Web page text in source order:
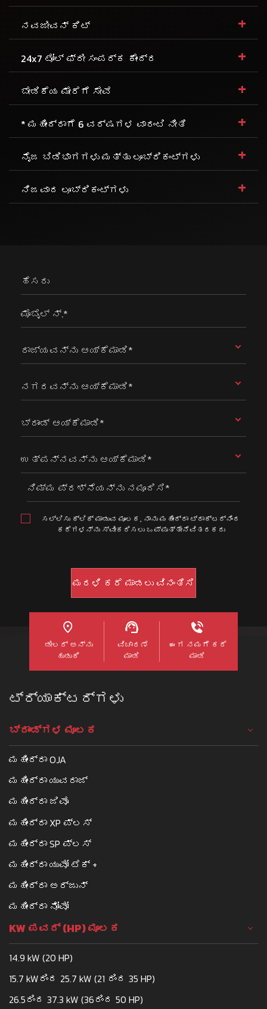
ನವಜೀವನ್ ಕಿಟ್ +
24x7 ಟೋಲ್ ಫ್ರೀ ಸಂಪರ್ಕ ಕೇಂದ್ರ +
ಬೇಡಿಕೆಯ ಮೇರೆಗೆ ಸೇವೆ +
* ಮಹೀಂದ್ರಾಗೆ 6 ವರ್ಷಗಳ ವಾರಂಟಿ ನೀತಿ +
ನೈಜ ಬಿಡಿಭಾಗಗಳು ಮತ್ತು ಲೂಬ್ರಿಕಂಟ್ಗಳು +
ನಿಜವಾದ ಲೂಬ್ರಿಕಂಟ್ಗಳು +
ಹೆಸರು
ಮೊಬೈಲ್ ನ್.*
ರಾಜ್ಯವನ್ನು ಆಯ್ಕೆಮಾಡಿ*
ನಗರವನ್ನು ಆಯ್ಕೆಮಾಡಿ*
ಬ್ರಾಂಡ್ ಆಯ್ಕೆಮಾಡಿ*
ಉತ್ಪನ್ನವನ್ನು ಆಯ್ಕೆಮಾಡಿ*
ನಿಮ್ಮ ಪ್ರಶ್ನೆಯನ್ನು ನಮೂದಿಸಿ*
ಸಲ್ಲಿಸು ಕ್ಲಿಕ್ ಮಾಡುವ ಮೂಲಕ, ನಾನು ಮಹೀಂದ್ರಾ ಟ್ರಾಕ್ಟರ್ನಿಂದ
ಕರೆಗಳನ್ನು ಸ್ವೀಕರಿಸಲು ಒಪ್ಪುತ್ತೇನೆವಿತರಕರು
ಡೀಲರ್ ಅನ್ನು
ಹುಡುಕಿ
ವಿಚಾರಣೆ
ಮಾಡಿ
ಈಗ ನಮಗೆ ಕರೆ
ಮಾಡಿ
ಟ್ರ್ಯಾಕ್ಟರ್ಗಳು
ಬ್ರಾಂಡ್ಗಳ ಮೂಲಕ
ಮಹೀಂದ್ರಾ OJA
ಮಹೀಂದ್ರಾ ಯುವರಾಜ್
ಮಹೀಂದ್ರಾ ಜಿವೊ
ಮಹೀಂದ್ರಾ XP ಪ್ಲಸ್
ಮಹೀಂದ್ರಾ SP ಪ್ಲಸ್
ಮಹೀಂದ್ರಾ ಯುವೋ ಟೆಕ್ +
ಮಹೀಂದ್ರಾ ಅರ್ಜುನ್
ಮಹೀಂದ್ರಾ ನೋವೋ
KW ಪವರ್ (HP) ಮೂಲಕ
14.9 kW (20 HP)
15.7 kWರಿಂದ 25.7 kW (21 ರಿಂದ 35 HP)
26.5ರಿಂದ 37.3 kW (36ರಿಂದ 50 HP)